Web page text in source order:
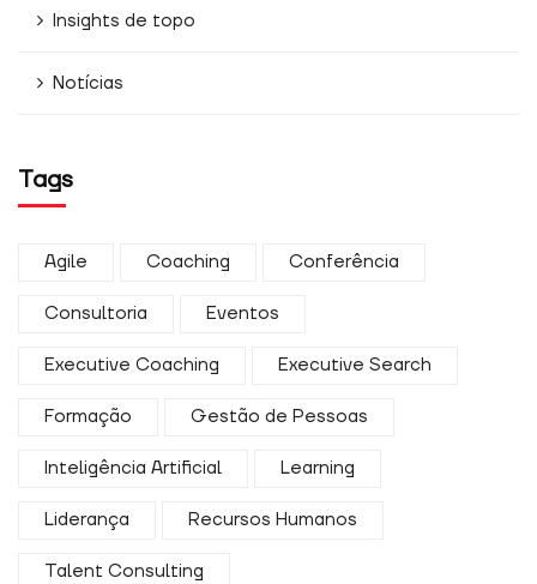
Insights de topo
Notícias
Tags
Agile Coaching Conferência
Consultoria Eventos
Executive Coaching Executive Search
Formação Gestão de Pessoas
Inteligência Artificial Learning
Liderança Recursos Humanos
Talent Consulting